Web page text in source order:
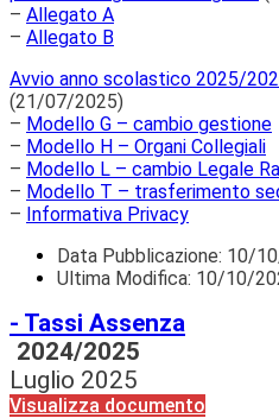
– Allegato A
– Allegato B
Avvio anno scolastico 2025/
(21/07/2025)
– Modello G – cambio gestione
– Modello H – Organi Collegiali
– Modello L – cambio Legale
– Modello T – trasferimento
– Informativa Privacy
Data Pubblicazione: 10/
Ultima Modifica: 10/10/
- Tassi Assenza
2024/2025
Luglio 2025
Visualizza documento